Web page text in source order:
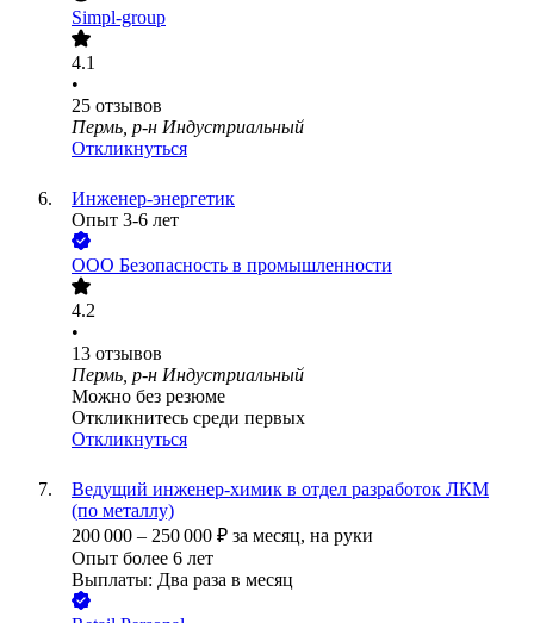
Simpl-group
4.1
•
25 отзывов
Пермь, р-н Индустриальный
Откликнуться
Инженер-энергетик
Опыт 3-6 лет
ООО Безопасность в промышленности
4.2
•
13 отзывов
Пермь, р-н Индустриальный
Можно без резюме
Откликнитесь среди первых
Откликнуться
Ведущий инженер-химик в отдел разработок ЛКМ
(по металлу)
200 000 – 250 000 ₽ за месяц, на руки
Опыт более 6 лет
Выплаты: Два раза в месяц